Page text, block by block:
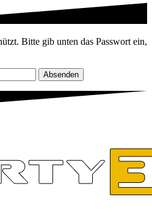
Bitte gib unten das Passwort ein,